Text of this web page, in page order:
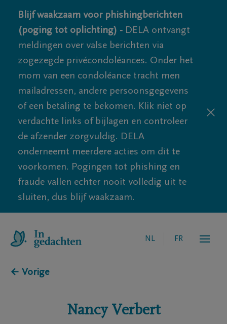
Blijf waakzaam voor phishingberichten
(poging tot oplichting) - DELA ontvangt
meldingen over valse berichten via
zogezegde privécondoléances. Onder het
mom van een condoléance tracht men
mailadressen, andere persoonsgegevens
of een betaling te bekomen. Klik niet op
verdachte links of bijlagen en controleer
de afzender zorgvuldig. DELA
onderneemt meerdere acties om dit te
voorkomen. Pogingen tot phishing en
fraude vallen echter nooit volledig uit te
sluiten, dus blijf waakzaam.
NL FR
← Vorige
Nancy Verbert